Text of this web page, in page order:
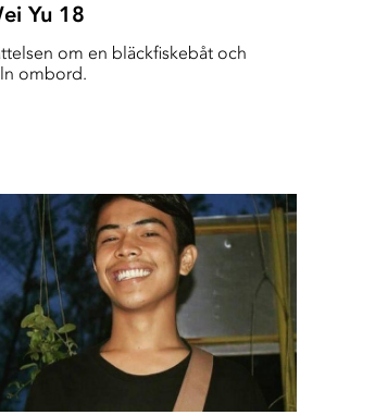
Yu 18
om en bläckfiskebåt och
ombord.